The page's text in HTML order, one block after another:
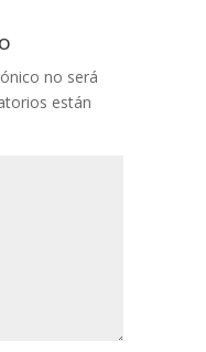
no será
están